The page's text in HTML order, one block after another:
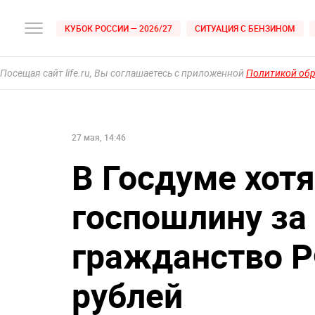
КУБОК РОССИИ — 2026/27 СИТУАЦИЯ С БЕНЗИНОМ
Посещая сайт life.ru, Вы соглашаетесь с приложеннойПолитикой
27 мая, 14:46
В Госдуме
госпошлину
гражданство
рублей